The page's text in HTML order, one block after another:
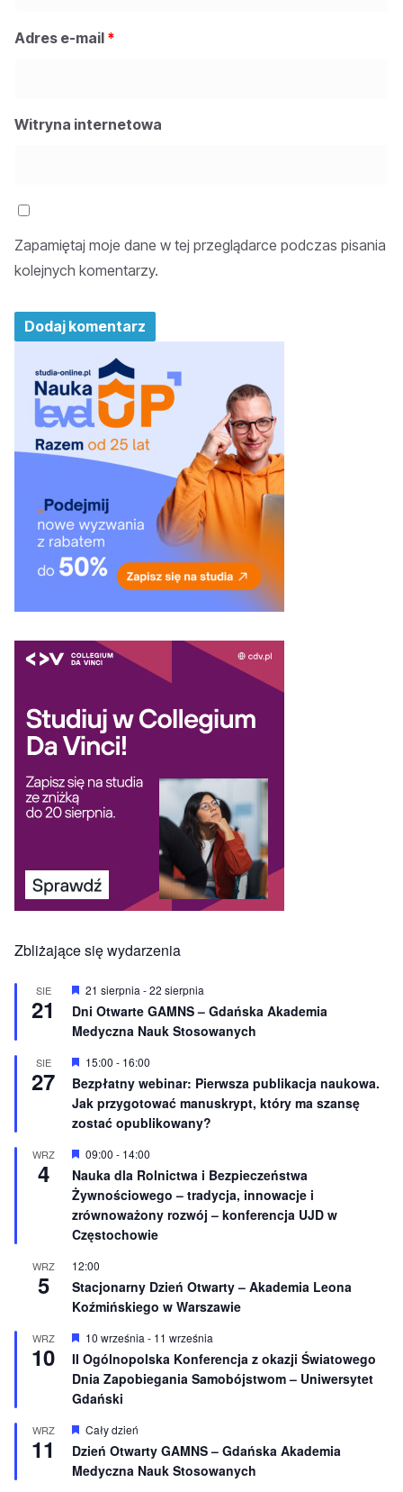
Adres e-mail *
Witryna internetowa
Zapamiętaj moje dane w tej przeglądarce podczas pisania
kolejnych komentarzy.
Zbliżające się wydarzenia
SIE
21
W
r
ó
n
o
n
e
21 sierpnia -22 sierpnia
Dni Otwarte GAMNS – Gdańska Akademia
Medyczna Nauk Stosowanych
SIE
27
W
r
ó
ż
n
i
o
n
e
15:00 - 16:00
Bezpłatny webinar: Pierwsza publikacja naukowa.
Jak przygotować manuskrypt, który ma szansę
zostać opublikowany?
WRZ
4
W
r
ó
ż
n
i
n
e
09:00 - 14:00
Nauka dla Rolnictwa i Bezpieczeństwa
Żywnościowego – tradycja, innowacje i
zrównoważony rozwój – konferencja UJD w
Częstochowie
WRZ
5
12:00
Stacjonarny Dzień Otwarty – Akademia Leona
Koźmińskiego w Warszawie
WRZ
10
W
y
r
ó
ż
n
o
n
e
10 września - 11 września
II Ogólnopolska Konferencja z okazji Światowego
Dnia Zapobiegania Samobójstwom – Uniwersytet
Gdański
WRZ
11
W
y
r
ó
Cały dzień
Dzień Otwarty GAMNS – Gdańska Akademia
Medyczna Nauk Stosowanych